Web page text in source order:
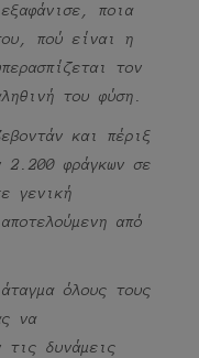
ποια
πού είναι η
τον
του φύση.
και πέριξ
2.200 φράγκων σε
γενική
από
όλους τους
να
τις δυνάμεις